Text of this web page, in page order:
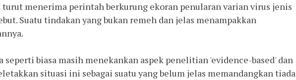
turut menerima perintah berkurung ekoran penularan varian virus jenis
Suatu tindakan yang bukan remeh dan jelas menampakkan
seperti biasa masih menekankan aspek penelitian 'evidence-based' dan
situasi ini sebagai suatu yang belum jelas memandangkan tiada